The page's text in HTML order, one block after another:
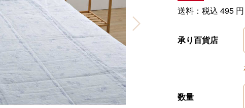
送料：税込 495円
承り百貨店
数量